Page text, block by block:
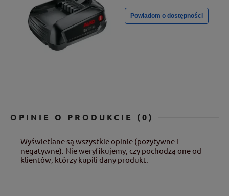
Powiadom o dostępności
OPINIE O PRODUKCIE (0)
Wyświetlane są wszystkie opinie (pozytywne i
negatywne). Nie weryfikujemy, czy pochodzą one od
klientów, którzy kupili dany produkt.